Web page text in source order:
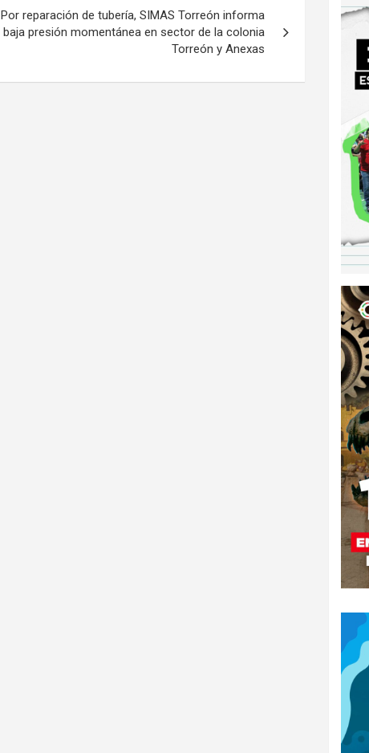
Por reparación de tubería, SIMAS Torreón informa
baja presión momentánea en sector de la colonia
Torreón y Anexas